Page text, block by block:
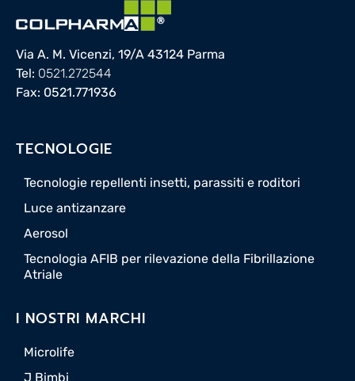
Via A. M. Vicenzi, 19/A 43124 Parma
Tel: 0521.272544
Fax: 0521.771936
TECNOLOGIE
Tecnologie repellenti insetti, parassiti e roditori
Luce antizanzare
Aerosol
Tecnologia AFIB per rilevazione della Fibrillazione
Atriale
I NOSTRI MARCHI
Microlife
J Bimbi